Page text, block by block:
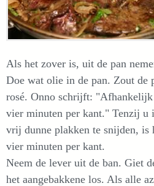
Als het zover is, uit de pan
Doe wat olie in de pan. Zout de
rosé. Onno schrijft:
vier minuten per kant." Tenzij u
vrij dunne plakken te snijden, is
vier minuten per kant.
Neem de lever uit de ban. Giet
het aangebakkene los. Als alle